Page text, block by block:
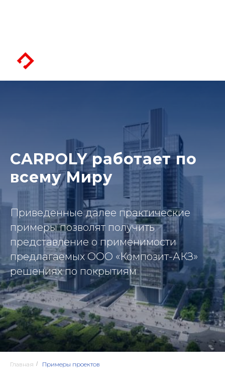
CARPOLY работает по
всему Миру
Приведенные далее практические
примеры позволят получить
представление о применимости
предлагаемых ООО «Композит-АКЗ»
решениях по покрытиям
Главная / Примеры проектов